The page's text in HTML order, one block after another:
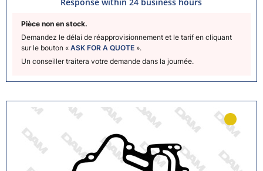
Pièce non en stock.
Demandez le délai de réapprovisionnement et le tarif en cliquant
sur le bouton « ASK FOR A QUOTE ».
Un conseiller traitera votre demande dans la journée.
Response within 24 business hours